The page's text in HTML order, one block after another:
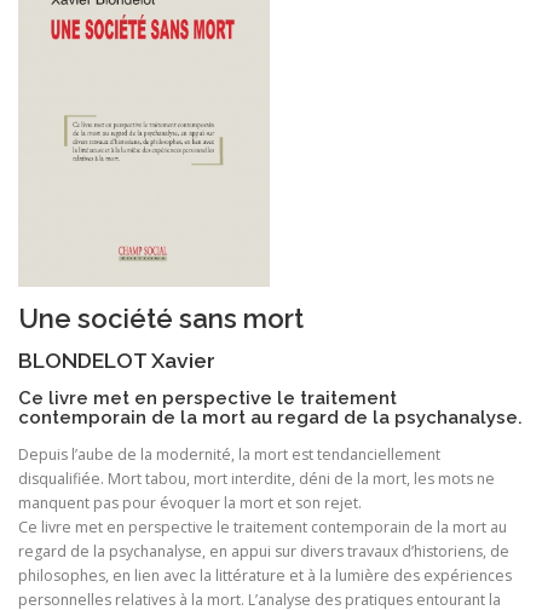
Une société sans mort
BLONDELOT Xavier
Ce livre met en perspective le traitement
contemporain de la mort au regard de la psychanalyse.
Depuis l’aube de la modernité, la mort est tendanciellement
disqualifiée. Mort tabou, mort interdite, déni de la mort, les mots ne
manquent pas pour évoquer la mort et son rejet.
Ce livre met en perspective le traitement contemporain de la mort au
regard de la psychanalyse, en appui sur divers travaux d’historiens, de
philosophes, en lien avec la littérature et à la lumière des expériences
personnelles relatives à la mort. L’analyse des pratiques entourant la